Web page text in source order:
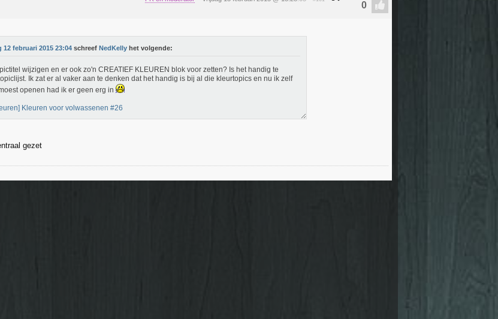
12 februari 2015 23:04 schreef NedKelly het volgende:
wijzigen en er ook zo'n CREATIEF KLEUREN blok voor zetten? Is het handig te
Ik zat er al vaker aan te denken dat het handig is bij al die kleurtopics en nu ik zelf
openen had ik er geen erg in
Kleuren voor volwassenen #26
gezet